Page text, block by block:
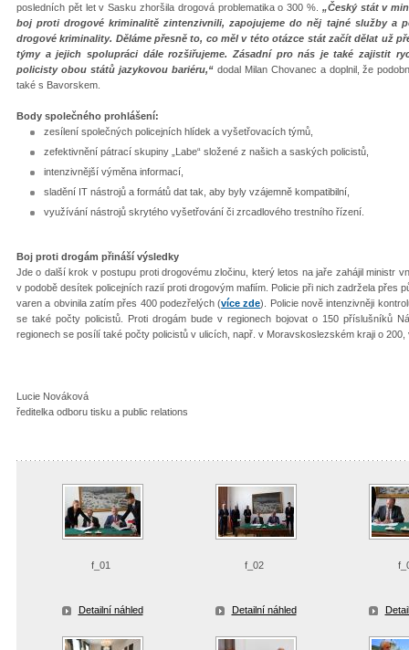
posledních pět let v Sasku zhoršila drogová problematika o 300 %. „Český stát v
boj proti drogové kriminalitě zintenzivnili, zapojujeme do něj tajné služby a
drogové kriminality. Děláme přesně to, co měl v této otázce stát začít dělat už
týmy a jejich spolupráci dále rozšiřujeme. Zásadní pro nás je také zajistit
policisty obou států jazykovou bariéru,“dodal Milan Chovanec a doplnil, že
také s Bavorskem.
Body společného prohlášení:
zesílení společných policejních hlídek a vyšetřovacích týmů,
zefektivnění pátrací skupiny „Labe“ složené z našich a saských policistů,
intenzivnější výměna informací,
sladění IT nástrojů a formátů dat tak, aby byly vzájemně kompatibilní,
využívání nástrojů skrytého vyšetřování či zrcadlového trestního řízení.
Boj proti drogám přináší výsledky
Jde o další krok v postupu proti drogovému zločinu, který letos na jaře zahájil ministr
v podobě desítek policejních razií proti drogovým mafiím. Policie při nich zadržela přes
varen a obvinila zatím přes 400 podezřelých (více zde). Policie nově intenzivněji
se také počty policistů. Proti drogám bude v regionech bojovat o 150 příslušníků
regionech se posílí také počty policistů v ulicích, např. v Moravskoslezském kraji o
Lucie Nováková
ředitelka odboru tisku a public relations
f_01
Detailní náhled
f_02
Detailní náhled